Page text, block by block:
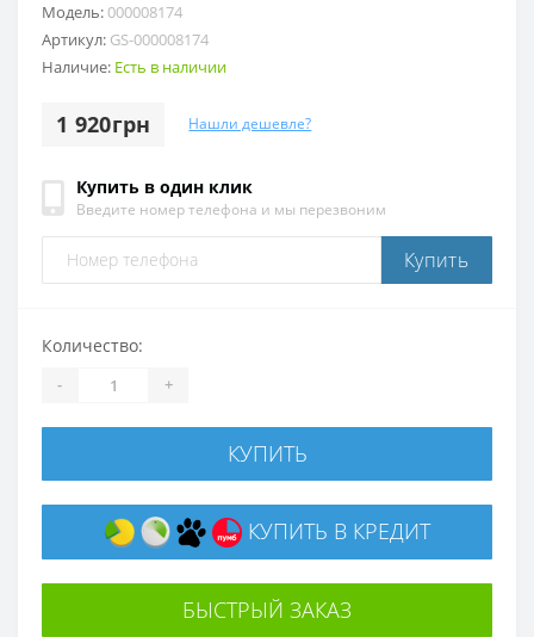
Модель:000008174
Артикул: GS-000008174
Наличие: Есть в наличии
1 920грн Нашли дешевле?
Купить в один клик
Введите номер телефона и мы перезвоним
Купить
Количество:
- +
КУПИТЬ
КУПИТЬ В КРЕДИТ
БЫСТРЫЙ ЗАКАЗ